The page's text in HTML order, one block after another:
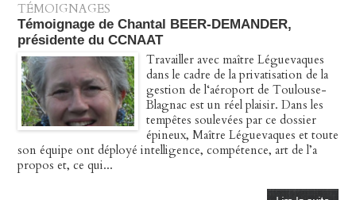
TÉMOIGNAGES
Témoignage de Chantal BEER-DEMANDER,
présidente du CCNAAT
Travailler avec maître Léguevaques
dans le cadre de la privatisation de la
gestion de l‘aéroport de Toulouse-
Blagnac est un réel plaisir. Dans les
tempêtes soulevées par ce dossier
épineux, Maître Léguevaques et toute
son équipe ont déployé intelligence, compétence, art de l’a
propos et, ce qui...